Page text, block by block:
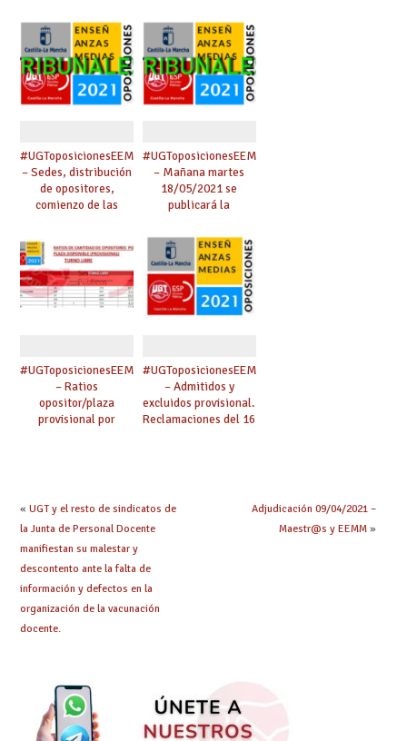
y Economía. Cambio
de presidenta de
tribunal nº 3 de
Inglés.
#UGToposicionesEEMMclm2021
– Sedes, distribución
de opositores,
comienzo de las
composición de
tribunales.
#UGToposicionesEEMMclm2021
– Mañana martes
18/05/2021 se
publicará la
tribunales.
#UGToposicionesEEMMclm2021
– Ratios
opositor/plaza
provisional por
#UGToposicionesEEMMclm2021
– Admitidos y
excluidos provisional.
Reclamaciones del 16
« UGT y el resto de sindicatos de
la Junta de Personal Docente
manifiestan su malestar y
descontento ante la falta de
información y defectos en la
organización de la vacunación
docente.
Adjudicación 09/04/2021 –
Maestr@s y EEMM»